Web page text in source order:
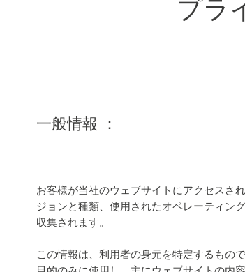
プラ
一般情報 ：
お客様が当社のウェブサイトにアクセスさ
ジョンと種類、使用されたオペレーティン
収集されます。
この情報は、利用者の身元を特定するもの